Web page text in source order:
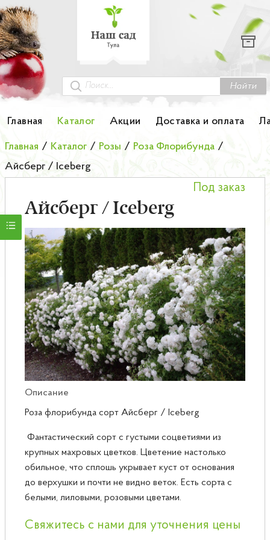
Найти
Главная Каталог Акции Доставка и оплата
Каталог
Гортензии
Грунты
Колоновидные деревья
Лук-севок
Малина
Мини-деревья
НОВИНКА Английские и Японские розы
Саженцы плодовые
Сирень
Главная / Каталог / Розы / Роза Флорибунда /
Айсберг / Iceberg
Айсберг / Iceberg
Под заказ
Описание
Роза флорибунда сорт Айсберг / Iceberg
Фантастический сорт с густыми соцветиями из
крупных махровых цветков. Цветение настолько
обильное, что сплошь укрывает куст от основания
до верхушки и почти не видно веток. Есть сорта с
белыми, лиловыми, розовыми цветами.
Свяжитесь с нами для уточнения цены